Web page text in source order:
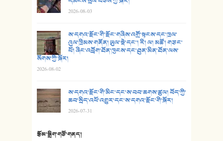
26. ཨ་མའི་ཐང་ཁུག
27. ལྕེ་བདེ་ཞོལ་གྱི་པང་གདན།
28. སྟོད་གཞས། - ཕན་ཐོག
30. སི་ལིང་འབྲི་མོ། - ཕན་ཐོག
31. ཕ་ཡུལ་ཡར་ཀླུང་།
32. ཨ་མ།
2026-08-03
ས་དགའ་རྫོང་གི་རྫོང་གཞིས་འགྲོ་སྟངས་དང་ཁྲལ་
འུལ་ཁྲིམས་གནོན། ཡུལ་སྡེ་དང་། རི། ལ། མཚོ། གཙང་
པོ། ཞིང་འབྲོག་ཐོན་ཁུངས་དང་ཐུན་མིན་ཐོན་ལས་
སོགས་ཀྱི་སྐོར།
2026-08-02
ས་དགའ་རྫོང་གི་མིང་དང་ས་བབ་ཆགས་ཚུལ། བོད་ཀྱི་
ཆབ་སྲིད་འཕོ་འགྱུར་དང་ས་དགའ་རྫོང་གི་སྐོར།
2026-07-31
རྩོམ་སྒྲིག་གཙོ་གནད།